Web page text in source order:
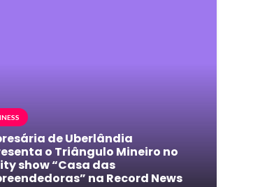
de Uberlândia
o Triângulo Mineiro no
show “Casa das
na Record News